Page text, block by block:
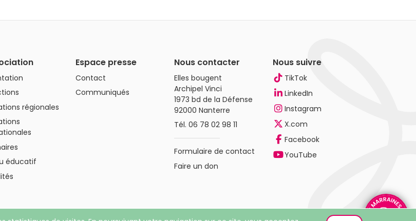
régionales
éducatif
Espace presse
Contact
Communiqués
Nous contacter
Elles bougent
Archipel Vinci
1973 bd de la Défense
92000 Nanterre
Tél.06 78 02 98 11
Formulaire de contact
Faire un don
Nous suivre
TikTok
LinkedIn
Instagram
X.com
Facebook
YouTube